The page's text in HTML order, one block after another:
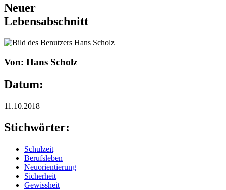
Neuer
Lebensabschnitt
Von: Hans Scholz
Datum:
11.10.2018
Stichwörter:
Schulzeit
Berufsleben
Neuorientierung
Sicherheit
Gewissheit